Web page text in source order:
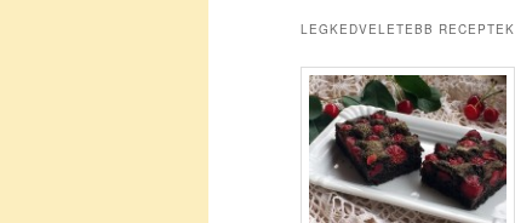
LEGKEDVELETEBB RECEPTEK